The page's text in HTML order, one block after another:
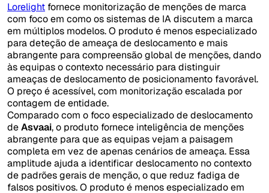
Lorelight fornece monitorização de menções de marca
com foco em como os sistemas de IA discutem a marca
em múltiplos modelos. O produto é menos especializado
para deteção de ameaça de deslocamento e mais
abrangente para compreensão global de menções, dando
às equipas o contexto necessário para distinguir
ameaças de deslocamento de posicionamento favorável.
O preço é acessível, com monitorização escalada por
contagem de entidade.
Comparado com o foco especializado de deslocamento
deAsvaai, o produto fornece inteligência de menções
abrangente para que as equipas vejam a paisagem
completa em vez de apenas cenários de ameaça. Essa
amplitude ajuda a identificar deslocamento no contexto
de padrões gerais de menção, o que reduz fadiga de
falsos positivos. O produto é menos especializado em